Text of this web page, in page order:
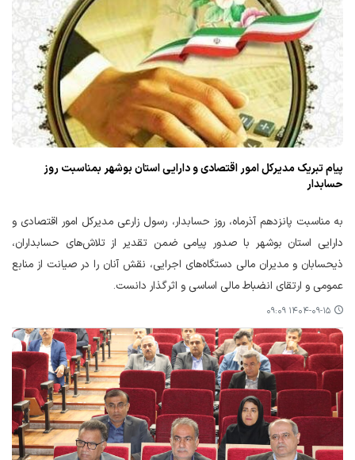
پیام تبریک مدیرکل امور اقتصادی و دارایی استان بوشهر بمناسبت روز
حسابدار
به مناسبت پانزدهم آذرماه، روز حسابدار، رسول زارعی مدیرکل امور اقتصادی و
دارایی استان بوشهر با صدور پیامی ضمن تقدیر از تلاش‌های حسابداران،
ذیحسابان و مدیران مالی دستگاه‌های اجرایی، نقش آنان را در صیانت از منابع
عمومی و ارتقای انضباط مالی اساسی و اثرگذار دانست.
۱۴۰۴-۰۹-۱۵ ۰۹:۰۹